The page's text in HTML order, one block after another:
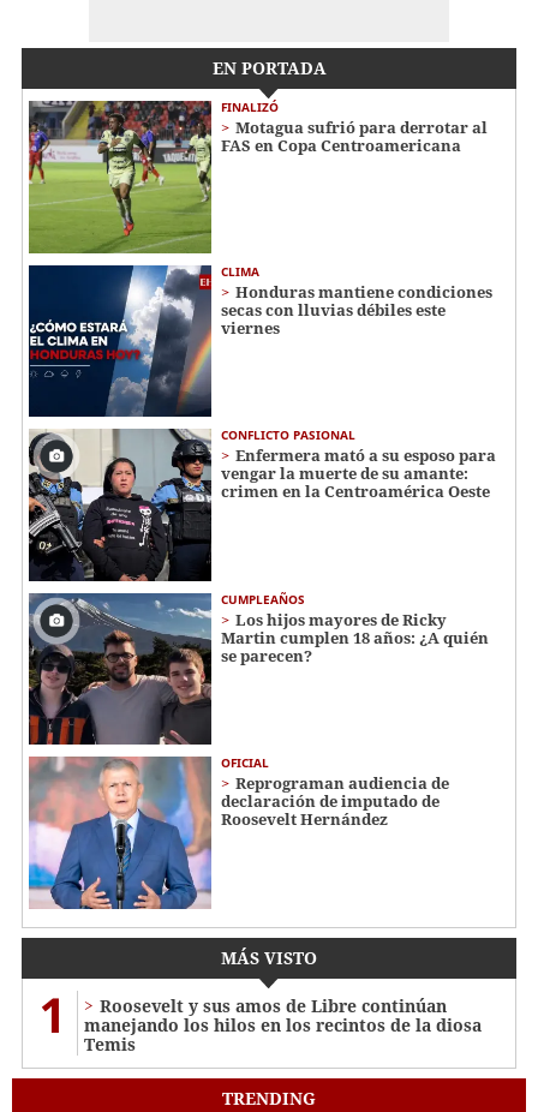
EN PORTADA
FINALIZÓ
Motagua sufrió para derrotar al
FAS en Copa Centroamericana
CLIMA
Honduras mantiene condiciones
secas con lluvias débiles este
viernes
CONFLICTO PASIONAL
Enfermera mató a su esposo para
vengar la muerte de su amante:
crimen en la Centroamérica Oeste
CUMPLEAÑOS
Los hijos mayores de Ricky
Martin cumplen 18 años: ¿A quién
se parecen?
OFICIAL
Reprograman audiencia de
declaración de imputado de
Roosevelt Hernández
MÁS VISTO
1
Roosevelt y sus amos de Libre continúan
manejando los hilos en los recintos de la diosa
Temis
TRENDING